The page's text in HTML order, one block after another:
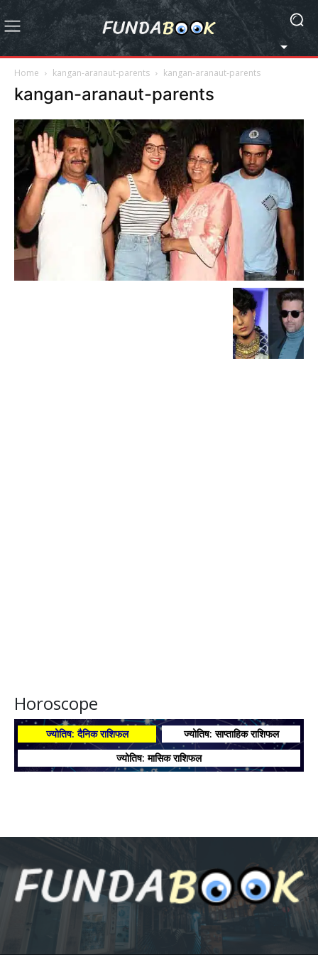
Home kangan-aranaut-parents kangan-aranaut-parents
kangan-aranaut-parents
Horoscope
ज्योतिष: दैनिक राशिफल
ज्योतिष: साप्ताहिक राशिफल
ज्योतिष: मासिक राशिफल